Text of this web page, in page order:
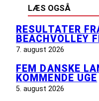
LÆS OGSÅ
RESULTATER
BEACHVOLLEY
7. august 2026
FEM DANSKE
KOMMENDE UGE
5. august 2026